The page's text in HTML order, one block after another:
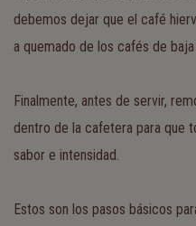
debemos dejar que el café
a quemado de los cafés de baja
Finalmente, antes de servir,
dentro de la cafetera para que
sabor e intensidad.
Estos son los pasos básicos